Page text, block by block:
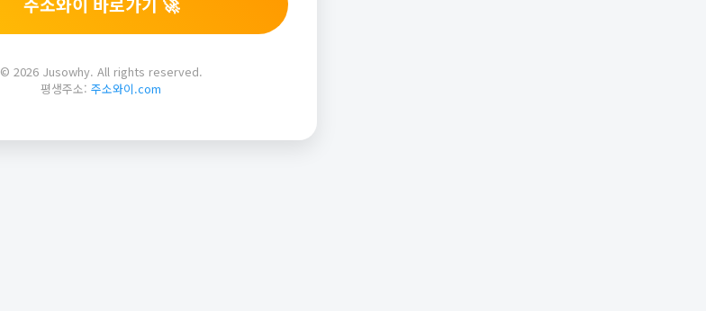
© 2026 Jusowhy. All rights reserved.
평생주소: 주소와이.com